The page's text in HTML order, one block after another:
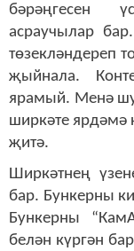
бәрәңгесен
асраучылар
төзекләндереп
җыйнала.
ярамый. Менә
ширкәте ярдәмә
җитә.
Ширкәтнең
бар. Бункерны
Бункерны
белән күргән